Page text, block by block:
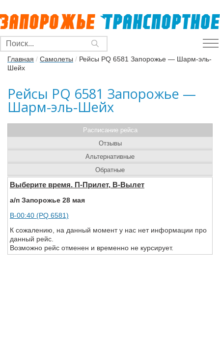
Главная / Самолеты / Рейсы PQ 6581 Запорожье — Шарм-эль-
Шейх
Рейсы PQ 6581 Запорожье —
Шарм-эль-Шейх
Расписание рейса
Выберите время. П-Прилет, В-Вылет
а/п Запорожье 28 мая
В-00:40 (PQ 6581)
К сожалению, на данный момент у нас нет информации про
данный рейс.
Возможно рейс отменен и временно не курсирует.
Отзывы
Альтернативные
Обратные